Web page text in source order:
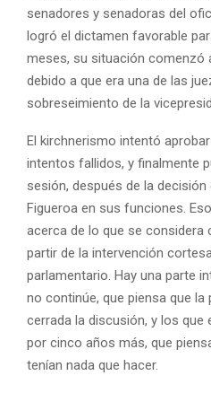
senadores y senadoras del
logró el dictamen favorable
meses, su situación comenzó
debido a que era una de las
sobreseimiento de la
El kirchnerismo intentó
intentos fallidos, y finalmente
sesión, después de la
Figueroa en sus funciones.
acerca de lo que se considera
partir de la intervención
parlamentario. Hay una parte
no continúe, que piensa que
cerrada la discusión, y los que
por cinco años más, que
tenían nada que hacer.